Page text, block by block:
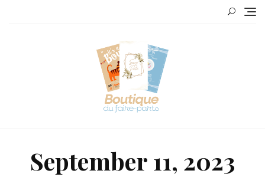
September 11, 2023